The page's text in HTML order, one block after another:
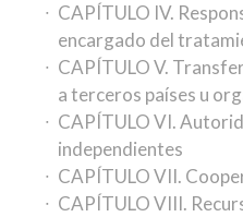
CAPÍTULO IV.
encargado del
CAPÍTULO V.
a terceros países u
CAPÍTULO VI.
independientes
CAPÍTULO VII.
CAPÍTULO VIII.